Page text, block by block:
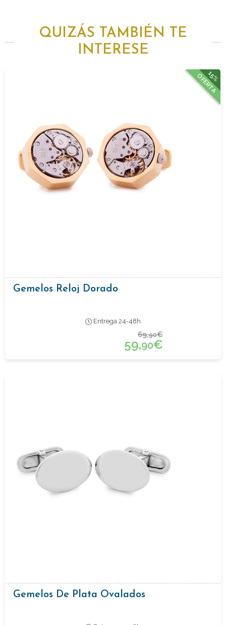
QUIZÁS TAMBIÉN TE
INTERESE
15%
OFERTA
Gemelos Reloj Dorado
Entrega 24-48h
69,90€
59,90€
Gemelos De Plata Ovalados